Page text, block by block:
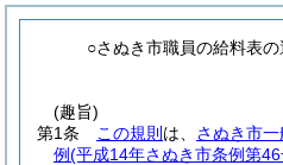
○さぬき市職員の給料表
(趣旨)
第1条
この規則 は、 さぬき市
例(平成14年さぬき市条例第46